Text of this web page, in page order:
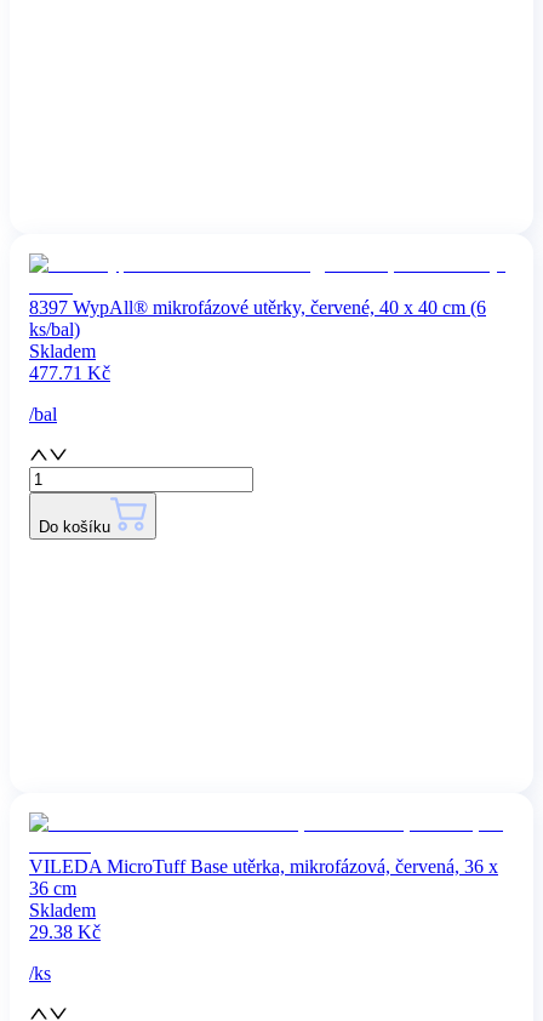
8397 WypAll® mikrofázové utěrky, červené, 40 x 40 cm (6
ks/bal)
Skladem
477.71 Kč
/bal
Do košíku
VILEDA MicroTuff Base utěrka, mikrofázová, červená, 36 x
36 cm
Skladem
29.38 Kč
/ks